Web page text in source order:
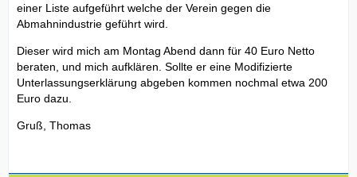
einer Liste aufgeführt welche der Verein gegen die
Abmahnindustrie geführt wird.
Dieser wird mich am Montag Abend dann für 40 Euro Netto
beraten, und mich aufklären. Sollte er eine Modifizierte
Unterlassungserklärung abgeben kommen nochmal etwa 200
Euro dazu.
Gruß, Thomas